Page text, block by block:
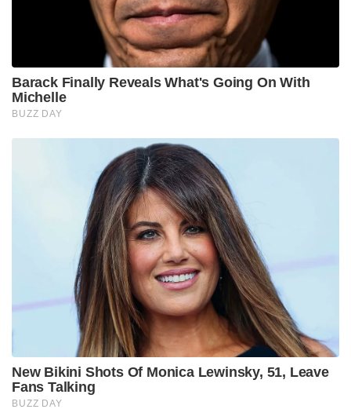
Barack Finally Reveals What's Going On With
Michelle
BUZZ DAY
New Bikini Shots Of Monica Lewinsky, 51, Leave
Fans Talking
BUZZ DAY